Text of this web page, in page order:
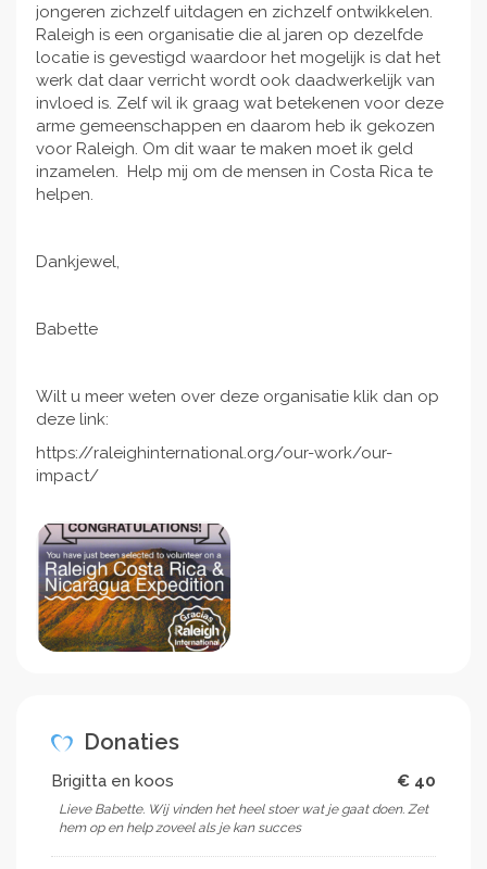
jongeren zichzelf uitdagen en zichzelf ontwikkelen.
Raleigh is een organisatie die al jaren op dezelfde
locatie is gevestigd waardoor het mogelijk is dat het
werk dat daar verricht wordt ook daadwerkelijk van
invloed is. Zelf wil ik graag wat betekenen voor deze
arme gemeenschappen en daarom heb ik gekozen
voor Raleigh. Om dit waar te maken moet ik geld
inzamelen. Help mij om de mensen in Costa Rica te
helpen.
Dankjewel,
Babette
Wilt u meer weten over deze organisatie klik dan op
deze link:
https://raleighinternational.org/our-work/our-
impact/
Donaties
Brigitta en koos € 40
Lieve Babette. Wij vinden het heel stoer wat je gaat doen. Zet
hem op en help zoveel als je kan succes